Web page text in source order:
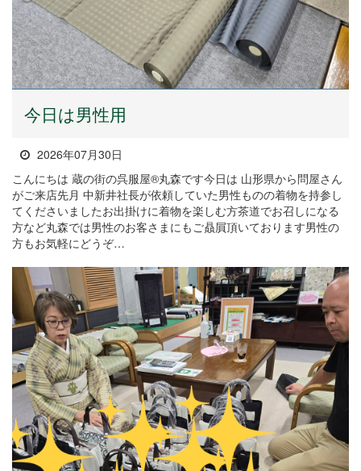
今日は男性用
2026年07月30日
こんにちは 蔵の街の呉服屋®丸森です今日は 山形県から問屋さん
がご来店先月 中新井社長が依頼していた男性ものの着物を持参し
てくださいましたお出掛けに着物を楽しむ方茶道でお召しになる
方など丸森では男性のお客さまにもご贔屓頂いております男性の
方もお気軽にどうぞ…